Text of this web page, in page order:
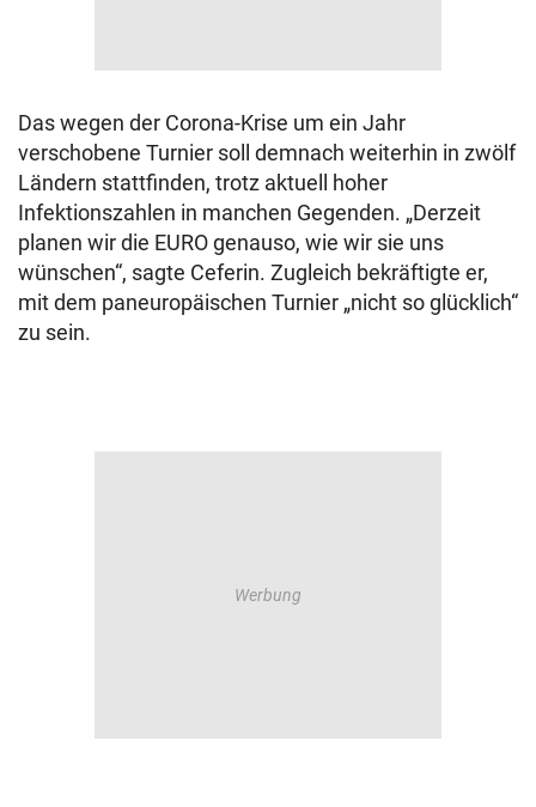
Das wegen der Corona-Krise um ein Jahr
verschobene Turnier soll demnach weiterhin in zwölf
Ländern stattfinden, trotz aktuell hoher
Infektionszahlen in manchen Gegenden. „Derzeit
planen wir die EURO genauso, wie wir sie uns
wünschen“, sagte Ceferin. Zugleich bekräftigte er,
mit dem paneuropäischen Turnier „nicht so glücklich“
zu sein.